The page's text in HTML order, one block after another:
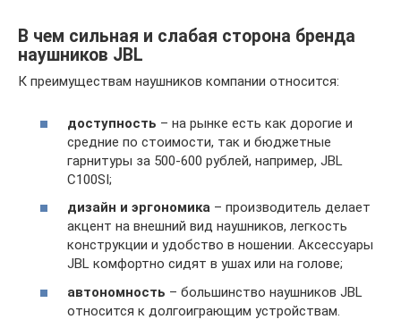
В чем сильная и слабая сторона бренда
наушников JBL
К преимуществам наушников компании относится:
доступность – на рынке есть как дорогие и
средние по стоимости, так и бюджетные
гарнитуры за 500-600 рублей, например, JBL
C100SI;
дизайн и эргономика – производитель делает
акцент на внешний вид наушников, легкость
конструкции и удобство в ношении. Аксессуары
JBL комфортно сидят в ушах или на голове;
автономность – большинство наушников JBL
относится к долгоиграющим устройствам.